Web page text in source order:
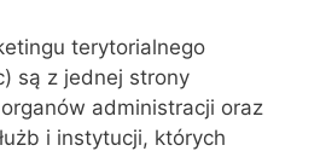
terytorialnego
są z jednej strony
administracji oraz
i instytucji, których